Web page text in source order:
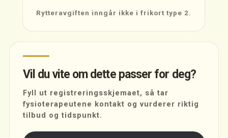
Rytteravgiften inngår ikke i frikort type 2.
Vil du vite om dette passer for deg?
Fyll ut registreringsskjemaet, så tar
fysioterapeutene kontakt og vurderer riktig
tilbud og tidspunkt.